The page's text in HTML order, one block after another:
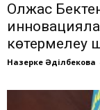
Олжас
көтермелеу
Назерке Әділбекова